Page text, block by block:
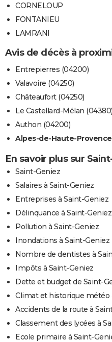
CORNELOUP
FONTANIEU
LAMRANI
Avis de décès à
Entrepierres (04200)
Valavoire (04250)
Châteaufort (04250)
Le Castellard-Mélan (04380)
Authon (04200)
Alpes-de-Haute-
En savoir plus sur
Saint-Geniez
Salaires à Saint-Geniez
Entreprises à Saint-Geniez
Délinquance à Saint-Geniez
Pollution à Saint-Geniez
Inondations à Saint-Geniez
Nombre de dentistes à
Impôts à Saint-Geniez
Dette et budget de Saint-
Climat et historique météo
Accidents de la route à
Classement des lycées à
Ecole primaire à Saint-